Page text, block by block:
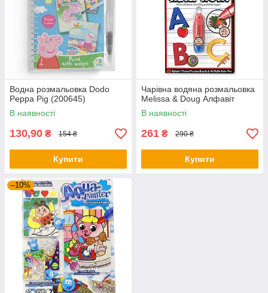
Водна розмальовка Dodo
Peppa Pig (200645)
В наявності
130,90 ₴ 154 ₴
Купити
Чарівна водяна розмальовка
Melissa & Doug Алфавіт
В наявності
261 ₴ 290 ₴
Купити
–10%